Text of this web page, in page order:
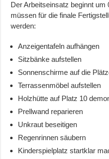
Der Arbeitseinsatz beginnt um
müssen für die finale
werden:
Anzeigentafeln aufhängen
Sitzbänke aufstellen
Sonnenschirme auf die
Terrassenmöbel aufstellen
Holzhütte auf Platz 10
Prellwand reparieren
Unkraut beseitigen
Regenrinnen säubern
Kinderspielplatz startklar